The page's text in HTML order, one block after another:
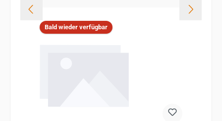
Bald wieder verfügbar